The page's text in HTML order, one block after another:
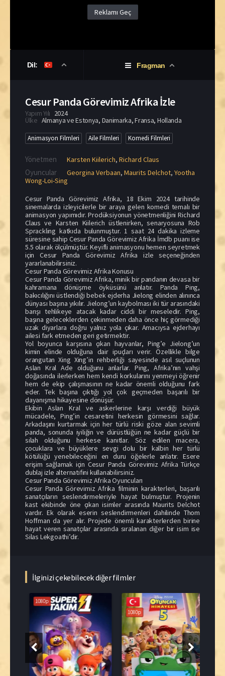
Reklamı Geç
Dil: Fragman
Cesur Panda Görevimiz Afrika İzle
Yapım Yılı 2024
Ülke Almanya ve Estonya, Danimarka,Fransa, Hollanda
Animasyon Filmleri Aile Filmleri Komedi Filmleri
Yönetmen Karsten Kiilerich, Richard Claus
Oyuncular Georgina Verbaan, Maurits Delchot, Yootha
Wong-Loi-Sing
Cesur Panda Görevimiz Afrika, 18 Ekim 2024 tarihinde
sinemalarda izleyicilerle bir araya gelen komedi temalı bir
animasyon yapımıdır. Prodüksiyonun yönetmenliğini Richard
Claus ve Karsten Kiilerich üstlenirken, senaryosuna Rob
Sprackling katkıda bulunmuştur. 1 saat 24 dakika izleme
süresine sahip Cesur Panda Görevimiz Afrika İmdb puanı ise
5.5 olarak ölçülmüştür. Keyifli animasyonu hemen seyretmek
için Cesur Panda Görevimiz Afrika izle seçeneğinden
yararlanabilirsiniz.
Cesur Panda Görevimiz Afrika Konusu
Cesur Panda Görevimiz Afrika, minik bir pandanın devasa bir
kahramana dönüşme öyküsünü anlatır. Panda Ping,
bakıcılığını üstlendiği bebek ejderha Jielong elinden alınınca
dünyası başına yıkılır. Jielong’un kaybolması iki tür arasındaki
barışı tehlikeye atacak kadar ciddi bir meseledir. Ping,
başına geleceklerden çekinmeden daha önce hiç görmediği
uzak diyarlara doğru yalnız yola çıkar. Amacıysa ejderhayı
ailesi fark etmeden geri getirmektir.
Yol boyunca karşısına çıkan hayvanlar, Ping’e Jielong’un
kimin elinde olduğuna dair ipuçları verir. Özellikle bilge
orangutan Xing Xing’in rehberliği sayesinde asıl suçlunun
Aslan Kral Ade olduğunu anlarlar. Ping, Afrika’nın vahşi
doğasında ilerlerken hem kendi korkularını yenmeyi öğrenir
hem de ekip çalışmasının ne kadar önemli olduğunu fark
eder. Tek başına çıktığı yol çok geçmeden başarılı bir
dayanışma hikayesine dönüşür.
Ekibin Aslan Kral ve askerlerine karşı verdiği büyük
mücadele, Ping’in cesaretini herkesin görmesini sağlar.
Arkadaşını kurtarmak için her türlü riski göze alan sevimli
panda, sonunda iyiliğin ve dürüstlüğün ne kadar güçlü bir
silah olduğunu herkese kanıtlar. Söz edilen macera,
çocuklara ve büyüklere sevgi dolu bir kalbin her türlü
kötülüğü yenebileceğini en duru öğelerle anlatır. Esere
erişim sağlamak için Cesur Panda Görevimiz Afrika Türkçe
dublaj izle alternatifini kullanabilirsiniz.
Cesur Panda Görevimiz Afrika Oyuncuları
Cesur Panda Görevimiz Afrika filminin karakterleri, başarılı
sanatçıların seslendirmeleriyle hayat bulmuştur. Projenin
kast ekibinde öne çıkan isimler arasında Maurits Delchot
vardır. Ek olarak eserin seslendirmenleri dahilinde Thom
Hoffman da yer alır. Projede önemli karakterlerden birine
hayat veren sanatçılar arasında sıralanan diğer bir isim ise
Silas Lekgoathi’dir.
İlginizi çekebilecek diğer filmler
1080p
1080p